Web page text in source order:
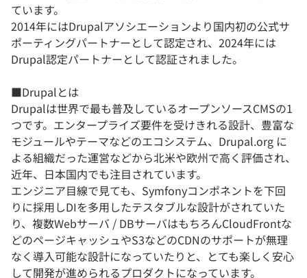
ています。
2014年にはDrupalアソシエーションより国内初の公式サ
ポーティングパートナーとして認定され、2024年には
Drupal認定パートナーとして認証されました。
■Drupalとは
Drupalは世界で最も普及しているオープンソースCMSの1
つです。エンタープライズ要件を受けきれる設計、豊富な
モジュールやテーマなどのエコシステム、Drupal.org に
よる組織だった運営などから北米や欧州で高く評価され、
近年、日本国内でも注目されています。
エンジニア目線で見ても、Symfonyコンポネントを下回
りに採用しDIを多用したテスタブルな設計がされていた
り、複数Webサーバ / DBサーバはもちろんCloudFrontな
どのページキャッシュやS3などのCDNのサポートが無理
なく導入可能な設計になっていたりと、とても楽しく安心
して開発が進められるプロダクトになっています。